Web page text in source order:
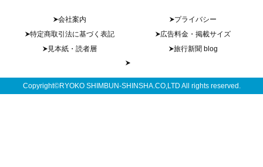
会社案内
プライバシー
特定商取引法に基づく表記
広告料金・掲載サイズ
見本紙・読者層
旅行新聞 blog
Copyright©RYOKO SHIMBUN-SHINSHA.CO,LTD All rights reserved.